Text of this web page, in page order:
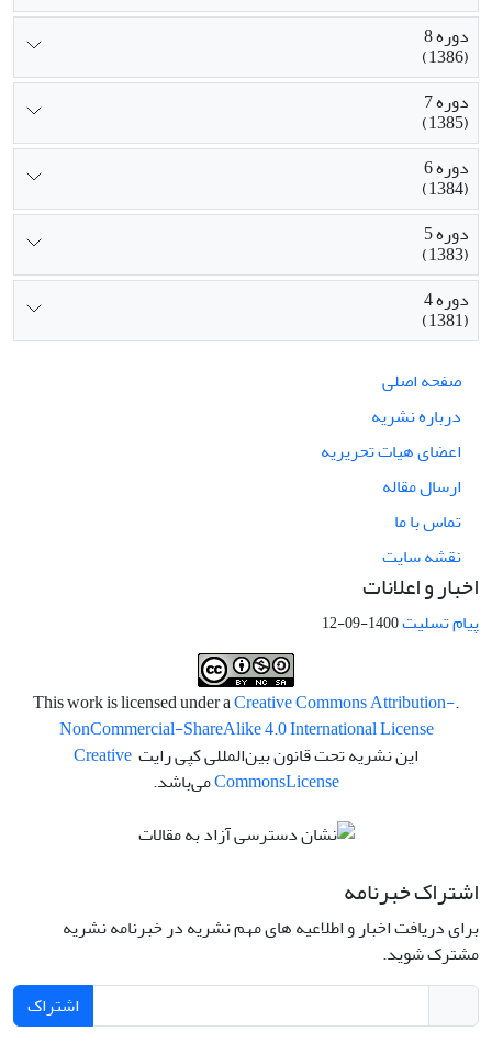
دوره 8
(1386)
دوره 7
(1385)
دوره 6
(1384)
دوره 5
(1383)
دوره 4
(1381)
صفحه اصلی
درباره نشریه
اعضای هیات تحریریه
ارسال مقاله
تماس با ما
نقشه سایت
اخبار و اعلانات
پیام تسلیت1400-09-12
.This work is licensed under a
Creative Commons Attribution-
NonCommercial-ShareAlike 4.0 International License
این نشریه تحت قانون بین‌المللی کپی رایت Creative
CommonsLicense می‌باشد.
اشتراک خبرنامه
برای دریافت اخبار و اطلاعیه های مهم نشریه در خبرنامه نشریه
مشترک شوید.
اشتراک